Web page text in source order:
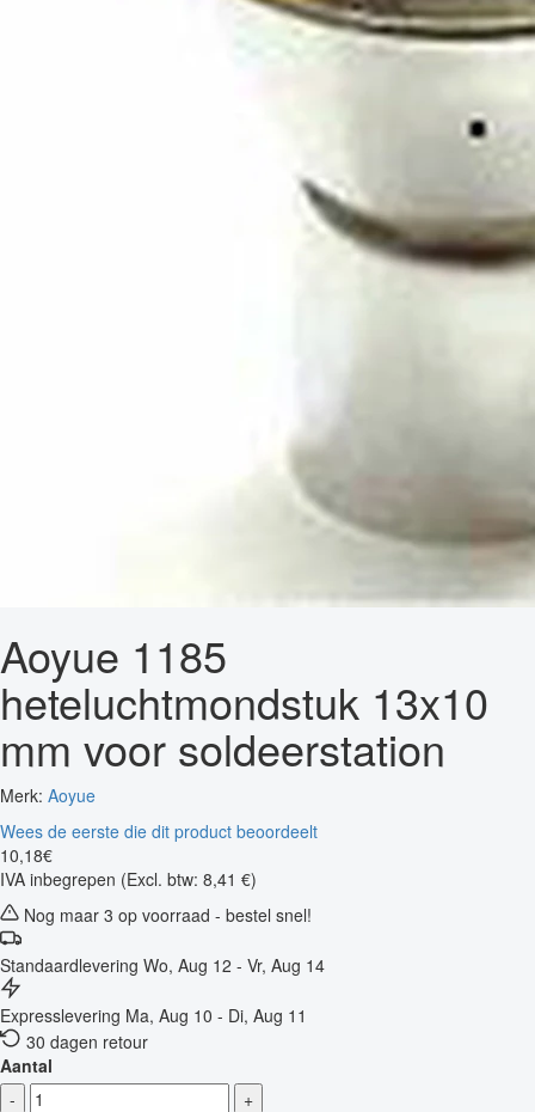
Aoyue 1185
heteluchtmondstuk 13x10
mm voor soldeerstation
Merk: Aoyue
Wees de eerste die dit product beoordeelt
10,18€
IVA inbegrepen (Excl. btw: 8,41 €)
Nog maar 3 op voorraad - bestel snel!
Standaardlevering Wo, Aug 12 - Vr, Aug 14
Expresslevering Ma, Aug 10 - Di, Aug 11
30 dagen retour
Aantal
-
+